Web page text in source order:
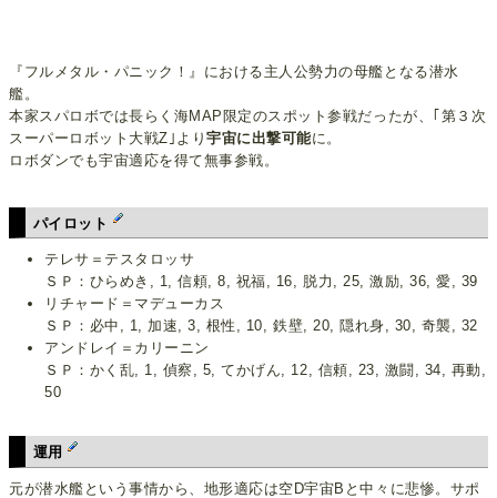
『フルメタル・パニック！』における主人公勢力の母艦となる潜水
艦。
本家スパロボでは長らく海MAP限定のスポット参戦だったが、｢第３次
スーパーロボット大戦Z｣より宇宙に出撃可能に。
ロボダンでも宇宙適応を得て無事参戦。
パイロット
テレサ＝テスタロッサ
ＳＰ：ひらめき, 1, 信頼, 8, 祝福, 16, 脱力, 25, 激励, 36, 愛, 39
リチャード＝マデューカス
ＳＰ：必中, 1, 加速, 3, 根性, 10, 鉄壁, 20, 隠れ身, 30, 奇襲, 32
アンドレイ＝カリーニン
ＳＰ：かく乱, 1, 偵察, 5, てかげん, 12, 信頼, 23, 激闘, 34, 再動,
50
運用
元が潜水艦という事情から、地形適応は空D宇宙Bと中々に悲惨。サポ